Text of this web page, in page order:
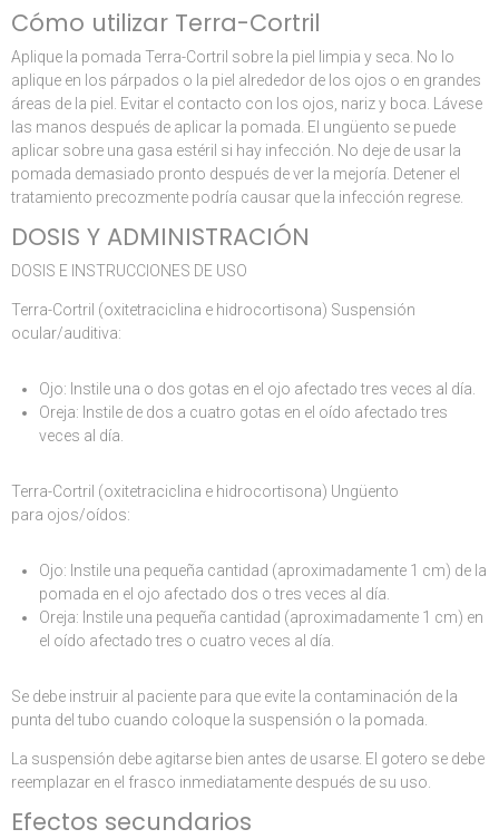
Cómo utilizar Terra-Cortril
Aplique la pomada Terra-Cortril sobre la piel limpia y seca. No lo
aplique en los párpados o la piel alrededor de los ojos o en grandes
áreas de la piel. Evitar el contacto con los ojos, nariz y boca. Lávese
las manos después de aplicar la pomada. El ungüento se puede
aplicar sobre una gasa estéril si hay infección. No deje de usar la
pomada demasiado pronto después de ver la mejoría. Detener el
tratamiento precozmente podría causar que la infección regrese.
DOSIS Y ADMINISTRACIÓN
DOSIS E INSTRUCCIONES DE USO
Terra-Cortril (oxitetraciclina e hidrocortisona) Suspensión
ocular/auditiva:
Ojo: Instile una o dos gotas en el ojo afectado tres veces al día.
Oreja: Instile de dos a cuatro gotas en el oído afectado tres
veces al día.
Terra-Cortril (oxitetraciclina e hidrocortisona) Ungüento
para ojos/oídos:
Ojo: Instile una pequeña cantidad (aproximadamente 1 cm) de la
pomada en el ojo afectado dos o tres veces al día.
Oreja: Instile una pequeña cantidad (aproximadamente 1 cm) en
el oído afectado tres o cuatro veces al día.
Se debe instruir al paciente para que evite la contaminación de la
punta del tubo cuando coloque la suspensión o la pomada.
La suspensión debe agitarse bien antes de usarse. El gotero se debe
reemplazar en el frasco inmediatamente después de su uso.
Efectos secundarios